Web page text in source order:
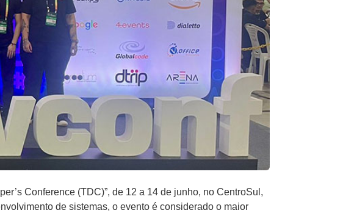
Conference (TDC)”, de 12 a 14 de junho, no CentroSul,
de sistemas, o evento é considerado o maior